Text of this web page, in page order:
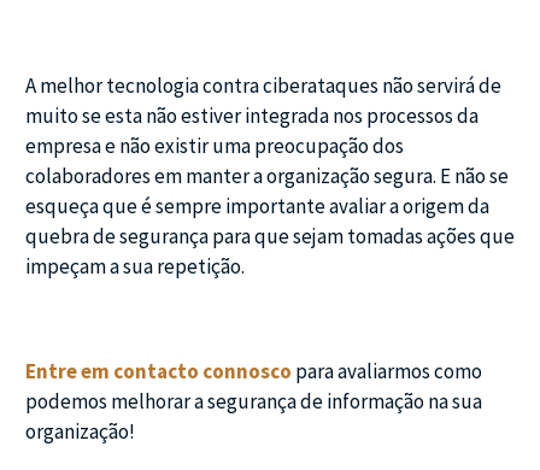
A melhor tecnologia contra ciberataques não servirá de
muito se esta não estiver integrada nos processos da
empresa e não existir uma preocupação dos
colaboradores em manter a organização segura. E não se
esqueça que é sempre importante avaliar a origem da
quebra de segurança para que sejam tomadas ações que
impeçam a sua repetição.
Entre em contacto connosco para avaliarmos como
podemos melhorar a segurança de informação na sua
organização!